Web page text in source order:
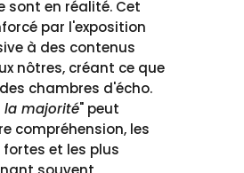
sont en réalité. Cet
par l'exposition
à des contenus
nôtres, créant ce que
chambres d'écho.
la majorité" peut
compréhension, les
fortes et les plus